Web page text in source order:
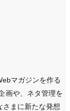
マガジンを作る
画や、ネタ管理を
さまに新たな発想